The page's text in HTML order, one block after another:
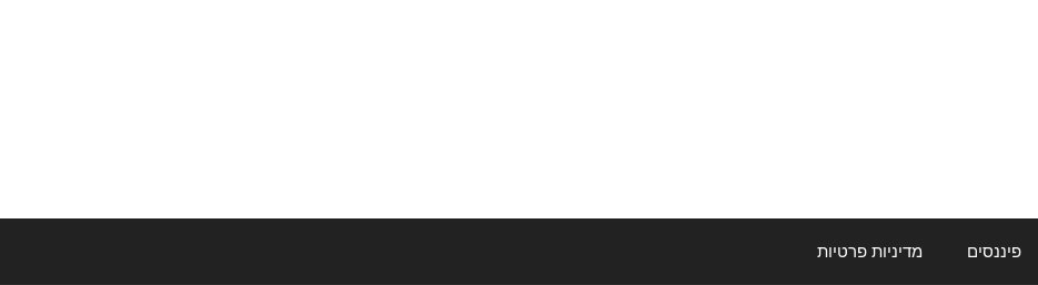
פיננסים מדיניות פרטיות